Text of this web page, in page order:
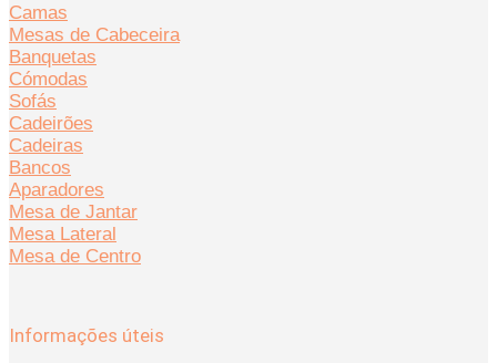
Camas
Mesas de Cabeceira
Banquetas
Cómodas
Sofás
Cadeirões
Cadeiras
Bancos
Aparadores
Mesa de Jantar
Mesa Lateral
Mesa de Centro
Informações úteis